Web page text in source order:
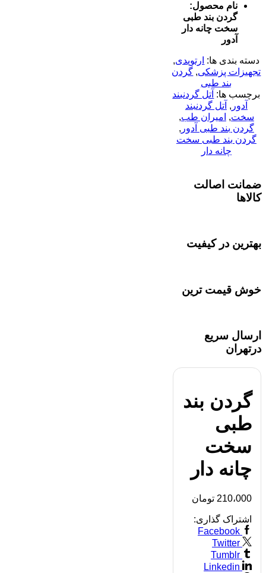
نام محصول:
گردن بند طبی
سخت چانه دار
آدور
دسته بندی ها: ارتوپدی,
تجهیزات پزشکی, گردن
بند طبی
برچسب ها: آتل گردنبند
آدور , آتل گردنبند
سخت, امیران طب,
گردن بند طبی آدور ,
گردن بند طبی سخت
چانه دار
ضمانت اصالت
کالاها
بهترین در کیفیت
خوش قیمت ترین
ارسال سریع
درتهران
گردن بند
طبی
سخت
چانه دار
210،000 تومان
اشتراک گذاری:
Facebook
Twitter
Tumblr
Linkedin